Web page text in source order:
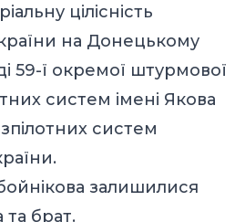
цілісність
на Донецькому
59-ї окремої штурмової
систем імені Якова
систем
залишилися
брат.